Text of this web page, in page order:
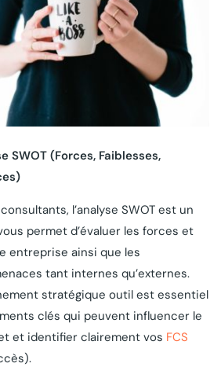
SWOT (Forces, Faiblesses,
l’analyse SWOT est un
permet d’évaluer les forces et
entreprise ainsi que les
tant internes qu’externes.
stratégique outil est essentiel
clés qui peuvent influencer le
et identifier clairement vos FCS